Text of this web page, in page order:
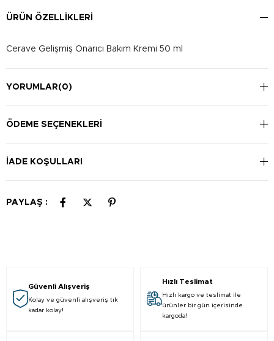
ÜRÜN ÖZELLIKLERI
Cerave Gelişmiş Onarıcı Bakım Kremi 50 ml
YORUMLAR(0)
ÖDEME SEÇENEKLERI
İADE KOŞULLARI
PAYLAŞ :
Güvenli Alışveriş
Kolay ve güvenli alışveriş tık
kadar kolay!
Hızlı Teslimat
Hızlı kargo ve teslimat ile
ürünler bir gün içerisinde
kargoda!